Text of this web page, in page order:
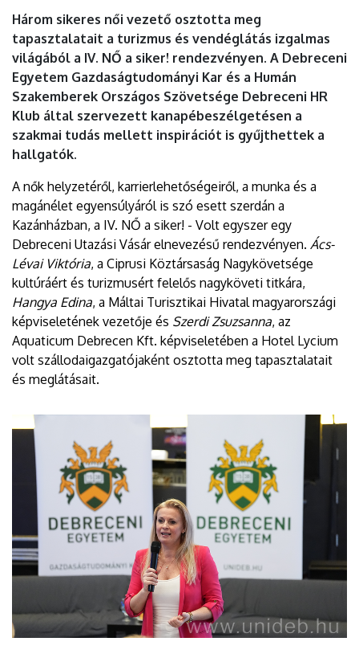
DEBRECENI
EGYETEM
Három sikeres női vezető osztotta meg
tapasztalatait a turizmus és vendéglátás izgalmas
világából a IV. NŐ a siker! rendezvényen. A Debreceni
Egyetem Gazdaságtudományi Kar és a Humán
Szakemberek Országos Szövetsége Debreceni HR
Klub által szervezett kanapébeszélgetésen a
szakmai tudás mellett inspirációt is gyűjthettek a
hallgatók.
A nők helyzetéről, karrierlehetőségeiről, a munka és a
magánélet egyensúlyáról is szó esett szerdán a
Kazánházban, a IV. NŐ a siker! - Volt egyszer egy
Debreceni Utazási Vásár elnevezésű rendezvényen. Ács-
Lévai Viktória, a Ciprusi Köztársaság Nagykövetsége
kultúráért és turizmusért felelős nagyköveti titkára,
Hangya Edina, a Máltai Turisztikai Hivatal magyarországi
képviseletének vezetője és Szerdi Zsuzsanna, az
Aquaticum Debrecen Kft. képviseletében a Hotel Lycium
volt szállodaigazgatójaként osztotta meg tapasztalatait
és meglátásait.